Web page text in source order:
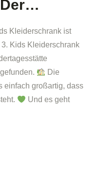
Der…
Kleiderschrank ist
Kids Kleiderschrank
Die
einfach großartig, dass
Und es geht